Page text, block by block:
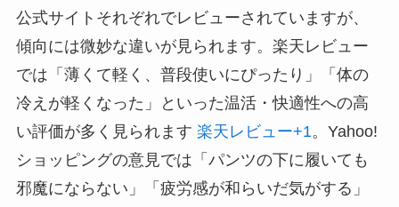
公式サイトそれぞれでレビューされていますが、
傾向には微妙な違いが見られます。楽天レビュー
では「薄くて軽く、普段使いにぴったり」「体の
冷えが軽くなった」といった温活・快適性への高
い評価が多く見られます 楽天レビュー+1。Yahoo!
ショッピングの意見では「パンツの下に履いても
邪魔にならない」「疲労感が和らいだ気がする」